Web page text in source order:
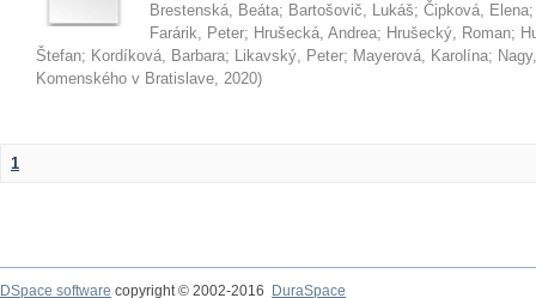
Brestenská, Beáta; Bartošovič, Lukáš; Čipková, Elena
Farárik, Peter; Hrušecká, Andrea; Hrušecký, Roman;
Štefan; Kordíková, Barbara; Likavský, Peter; Mayerová, Karolína;
Komenského v Bratislave, 2020)
1
DSpace software copyright © 2002-2016
DuraSpace